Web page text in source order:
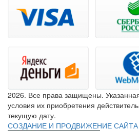
2026. Все права защищены.
условия их приобретения
текущую дату.
СОЗДАНИЕ И ПРОДВИЖЕНИЕ САЙТА